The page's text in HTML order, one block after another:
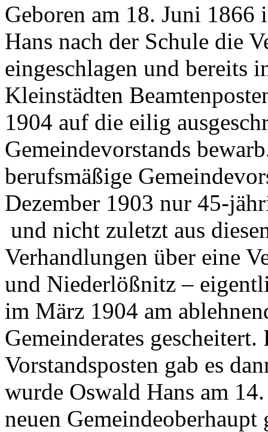
Geboren am 18. Juni
Hans nach der Schule die
eingeschlagen und bereits
Kleinstädten
1904 auf die eilig
Gemeindevorstands
berufsmäßige
Dezember 1903 nur 45-
und nicht zuletzt aus
Verhandlungen über eine
und Niederlößnitz –
im März 1904 am
Gemeinderates
Vorstandsposten gab es
wurde Oswald Hans am
neuen Gemeindeoberhaupt